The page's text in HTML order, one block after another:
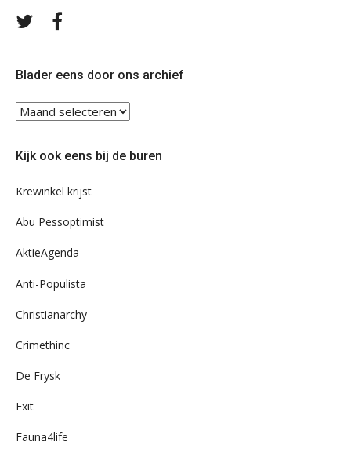
Volg
Blader eens door ons archief
Blader
eens
ons
Kijk ook eens bij de buren
Krewinkel krijst
Abu Pessoptimist
AktieAgenda
Anti-Populista
Christianarchy
Crimethinc
De Frysk
Exit
Fauna4life